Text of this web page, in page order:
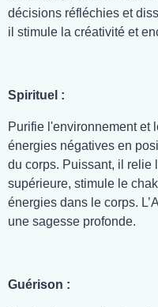
décisions réfléchies et
il stimule la créativité et
Spirituel :
Purifie l'environnement et
énergies négatives en
du corps. Puissant, il relie
supérieure, stimule le
énergies dans le corps.
une sagesse profonde.
Guérison :